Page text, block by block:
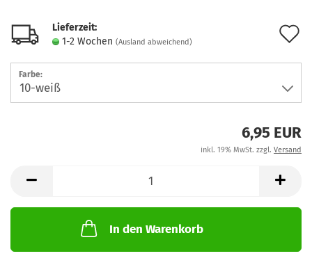
Lieferzeit:
1-2 Wochen (Ausland abweichend)
Farbe:
6,95 EUR
inkl. 19% MwSt. zzgl. Versand
In den Warenkorb